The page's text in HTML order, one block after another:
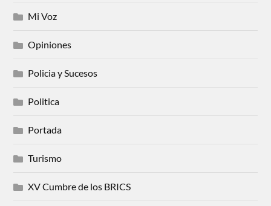
Mi Voz
Opiniones
Policia y Sucesos
Politica
Portada
Turismo
XV Cumbre de los BRICS